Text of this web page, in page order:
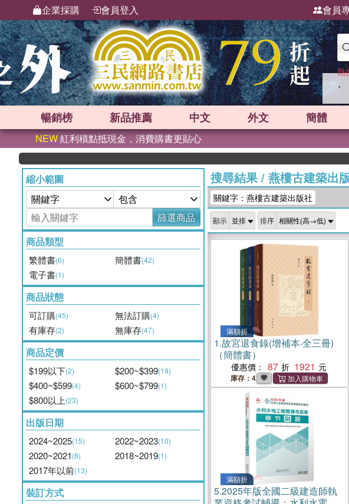
企業採購 會員登入 會員
熱
、
暢銷榜 新品推薦 中文 外文 簡體
NEW紅利積點抵現金，消費購書更貼心
縮小範圍
篩選商品
商品類型
繁體書(6) 簡體書(42)
電子書(1)
商品狀態
可訂購(45) 無法訂購(4)
有庫存(2) 無庫存(47)
商品定價
$199以下(2) $200~$399(19)
$400~$599(4) $600~$799(1)
$800以上(23)
出版日期
2024~2025(15) 2022~2023(10)
2020~2021(8) 2018~2019(1)
2017年以前(13)
裝訂方式
搜尋結果/ 燕樓古建築出
關鍵字：燕樓古建築出版社
顯示 排序
滿額折
1.故宮退食錄(增補本‧全三冊)
（簡體書）
優惠價： 87 1921
庫存：4
滿額折
5.2025年版全國二級建造師執